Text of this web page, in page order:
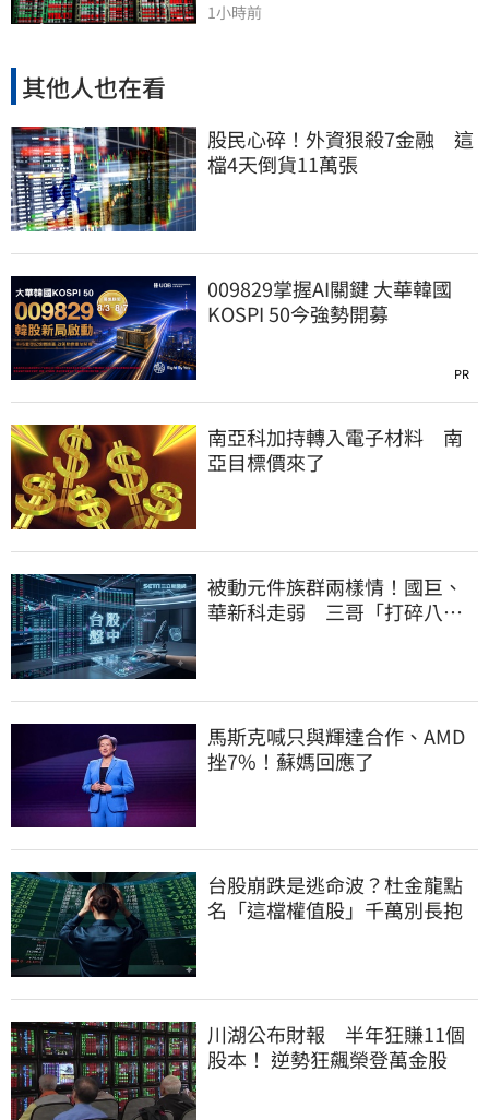
1小時前
其他人也在看
股民心碎！外資狠殺7金融 這
檔4天倒貨11萬張
009829掌握AI關鍵 大華韓國
KOSPI 50今強勢開募
PR
南亞科加持轉入電子材料 南
亞目標價來了
被動元件族群兩樣情！國巨、
華新科走弱 三哥「打碎八卦
馬斯克喊只與輝達合作、AMD
挫7%！蘇媽回應了
台股崩跌是逃命波？杜金龍點
名「這檔權值股」千萬別長抱
川湖公布財報 半年狂賺11個
股本！ 逆勢狂飆榮登萬金股